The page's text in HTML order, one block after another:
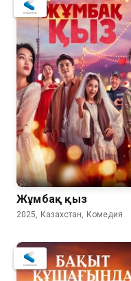
Жұмбақ қыз
2025, Казахстан, Комедия